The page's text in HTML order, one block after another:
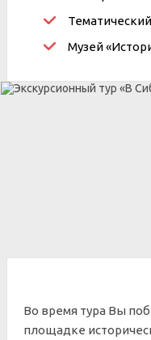
Музей
Во время тура Вы
площадке